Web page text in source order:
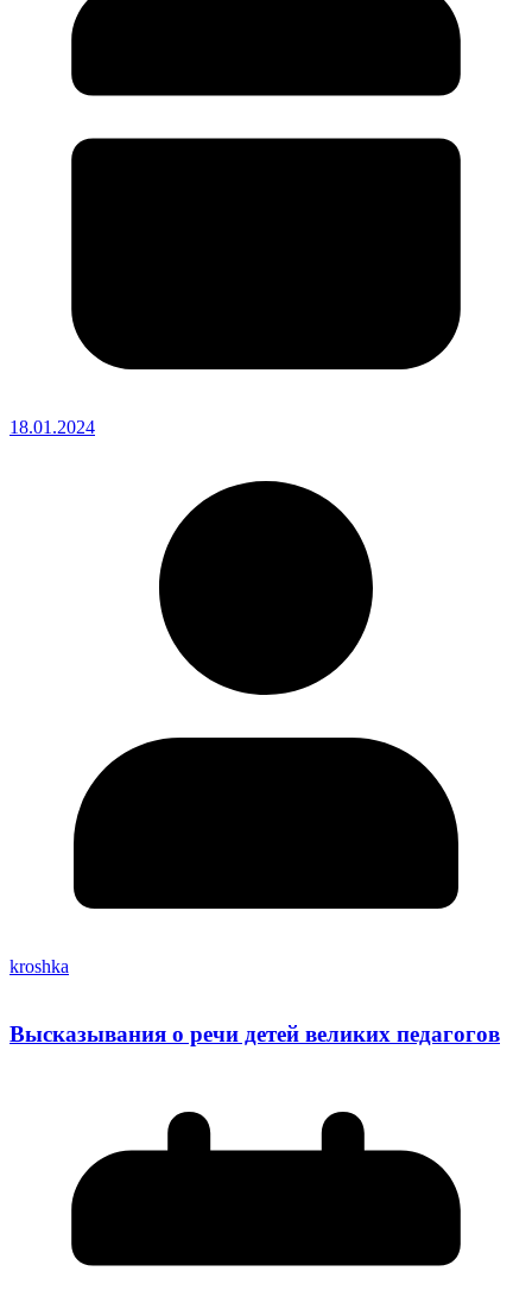
18.01.2024
kroshka
Высказывания о речи детей великих педагогов